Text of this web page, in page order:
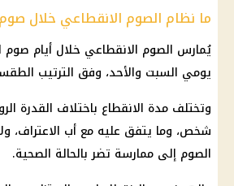
ما نظام الصوم الانقطاعي خلال
يُمارس الصوم الانقطاعي خلال أيام صوم
يومي السبت والأحد، وفق الترتيب
وتختلف مدة الانقطاع باختلاف القدرة
شخص، وما يتفق عليه مع أب الاعتراف،
الصوم إلى ممارسة تضر بالحالة الصحية.